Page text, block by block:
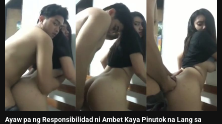
Ayaw pa ng Responsibilidad ni Ambet Kaya Pinutok na Lang sa